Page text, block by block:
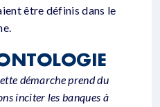
être définis dans le
démarche prend du
inciter les banques à